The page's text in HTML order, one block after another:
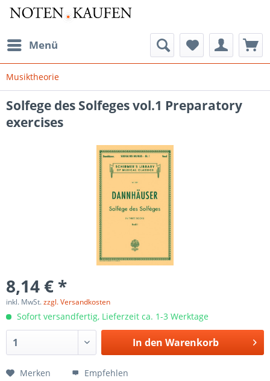
Menü
Musiktheorie
Solfege des Solfeges vol.1 Preparatory
exercises
8,14 € *
inkl. MwSt.zzgl. Versandkosten
Sofort versandfertig, Lieferzeit ca. 1-3 Werktage
In den Warenkorb
Merken Empfehlen